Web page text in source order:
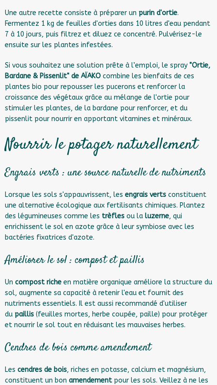
Une autre recette consiste à préparer un purin d'ortie.
Fermentez 1 kg de feuilles d'orties dans 10 litres d'eau pendant
7 à 10 jours, puis filtrez et diluez ce concentré. Pulvérisez-le
ensuite sur les plantes infestées.
Si vous souhaitez une solution prête à l’emploi, le spray "Ortie,
Bardane & Pissenlit" de AÏAKO combine les bienfaits de ces
plantes bio pour repousser les pucerons et renforcer la
croissance des végétaux grâce au mélange de l'ortie pour
stimuler les plantes, de la bardane pour renforcer, et du
pissenlit pour nourrir en apportant vitamines et minéraux.
Nourrir le potager naturellement
Engrais verts : une source naturelle de nutriments
Lorsque les sols s'appauvrissent, les engrais verts constituent
une alternative écologique aux fertilisants chimiques. Plantez
des légumineuses comme les trèfles ou la luzerne, qui
enrichissent le sol en azote grâce à leur symbiose avec les
bactéries fixatrices d'azote.
Améliorer le sol : compost et paillis
Un compost riche en matière organique améliore la structure du
sol, augmente sa capacité à retenir l'eau et fournit des
nutriments essentiels. Il est aussi recommandé d'utiliser
du paillis (feuilles mortes, herbe coupée, paille) pour protéger
et nourrir le sol tout en réduisant les mauvaises herbes.
Cendres de bois comme amendement
Les cendres de bois, riches en potasse, calcium et magnésium,
constituent un bon amendementpour les sols. Veillez à ne les